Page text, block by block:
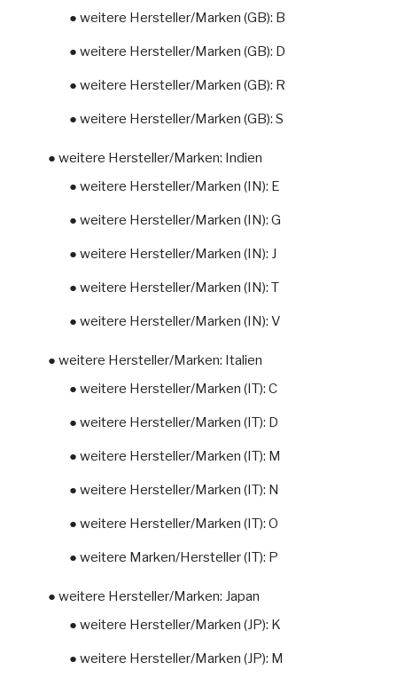
● weitere Hersteller/Marken (GB): B
● weitere Hersteller/Marken (GB): D
● weitere Hersteller/Marken (GB): R
● weitere Hersteller/Marken (GB): S
● weitere Hersteller/Marken: Indien
● weitere Hersteller/Marken (IN): E
● weitere Hersteller/Marken (IN): G
● weitere Hersteller/Marken (IN): J
● weitere Hersteller/Marken (IN): T
● weitere Hersteller/Marken (IN): V
● weitere Hersteller/Marken: Italien
● weitere Hersteller/Marken (IT): C
● weitere Hersteller/Marken (IT): D
● weitere Hersteller/Marken (IT): M
● weitere Hersteller/Marken (IT): N
● weitere Hersteller/Marken (IT): O
● weitere Marken/Hersteller (IT): P
● weitere Hersteller/Marken: Japan
● weitere Hersteller/Marken (JP): K
● weitere Hersteller/Marken (JP): M